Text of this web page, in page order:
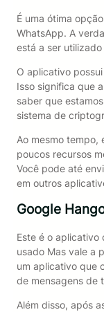
É uma ótima
WhatsApp. A
está a ser
O aplicativo
Isso significa que
saber que
sistema de
Ao mesmo tempo,
poucos recursos
Você pode até
em outros
Google
Este é o aplicativo
usado Mas vale a
um aplicativo que
de mensagens de
Além disso, após